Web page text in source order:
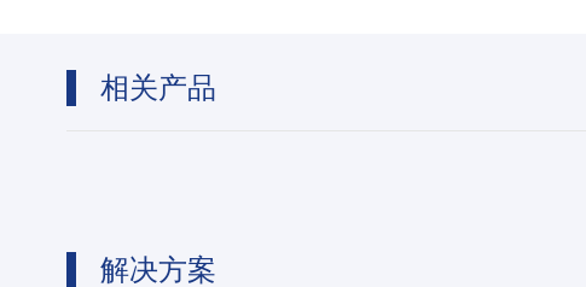
相关产品
解决方案